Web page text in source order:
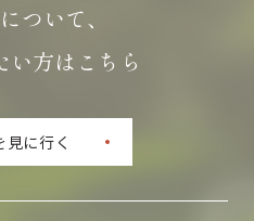
ついて、
い方はこちら
見に行く